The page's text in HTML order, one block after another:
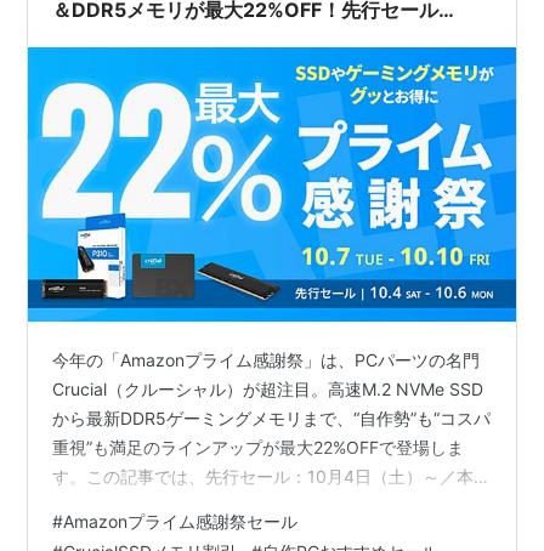
＆DDR5メモリが最大22%OFF！先行セール
今年の「Amazonプライム感謝祭」は、PCパーツの名門
Crucial（クルーシャル）が超注目。高速M.2 NVMe SSD
から最新DDR5ゲーミングメモリまで、“自作勢”も“コスパ
重視”も満足のラインアップが最大22%OFFで登場しま
す。この記事では、先行セール：10月4日（土）～／本
すべき対象製品を、用途別にわかりやすく紹介。型番・
#Amazonプライム感謝祭セール